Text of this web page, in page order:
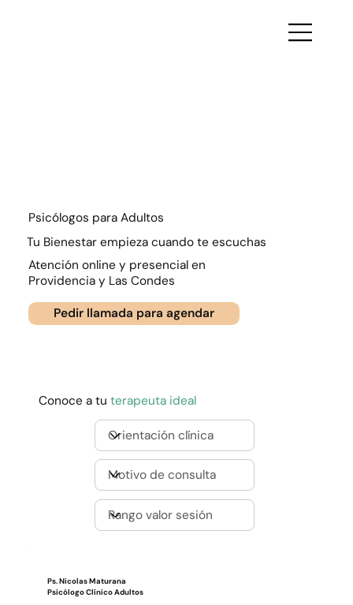
Psicólogos para Adultos
Tu Bienestar empieza cuando te escuchas
Atención online y presencial en
Providencia y Las Condes
Pedir llamada para agendar
Conoce a tu terapeuta ideal
Ps. Nicolas Maturana
Psicólogo Clínico Adultos